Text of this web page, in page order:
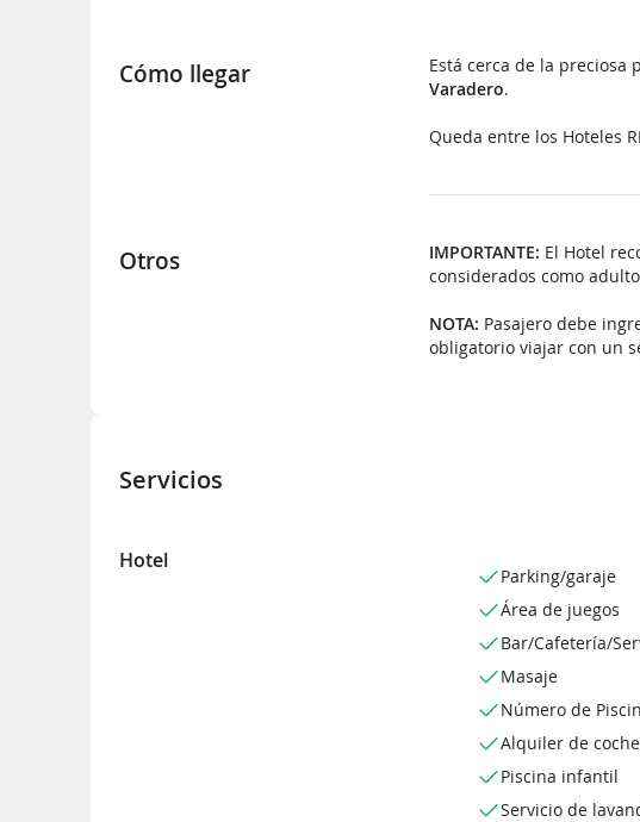
Cómo llegar Está cerca de la preciosa
Varadero.
Queda entre los Hoteles
Otros IMPORTANTE: El Hotel
considerados como
NOTA: Pasajero debe
obligatorio viajar con un
Servicios
Hotel
Parking/garaje
Área de juegos
Bar/Cafetería/
Masaje
Número de
Alquiler de
Piscina infantil
Servicio de